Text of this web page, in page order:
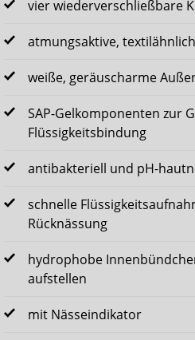
vier wiederverschließbare
atmungsaktive,
weiße, geräuscharme
SAP-Gelkomponenten zur
Flüssigkeitsbindung
antibakteriell und pH-
schnelle
Rücknässung
hydrophobe
aufstellen
mit Nässeindikator